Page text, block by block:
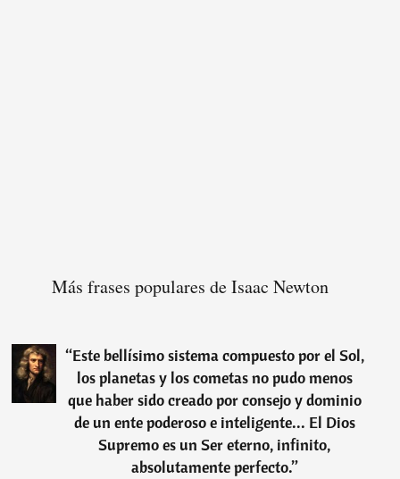
Más frases populares de Isaac Newton
“Este bellísimo sistema compuesto por el Sol,
los planetas y los cometas no pudo menos
que haber sido creado por consejo y dominio
de un ente poderoso e inteligente... El Dios
Supremo es un Ser eterno, infinito,
absolutamente perfecto.”